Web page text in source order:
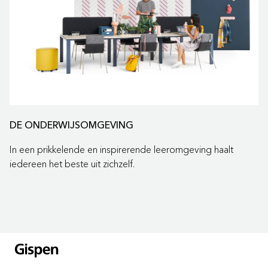
DE ONDERWIJSOMGEVING
In een prikkelende en inspirerende leeromgeving haalt
iedereen het beste uit zichzelf.